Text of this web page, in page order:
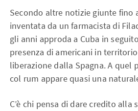
Secondo altre notizie giunte fino
inventata da un farmacista di
gli anni approda a Cuba in
presenza di americani in
liberazione dalla Spagna. A quel
col rum appare quasi una
C’è chi pensa di dare credito alla